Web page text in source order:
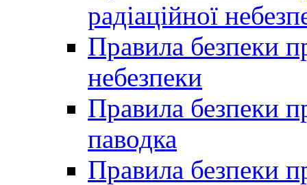
радіаційної
Правила безпеки
небезпеки
Правила безпеки
паводка
Правила безпеки